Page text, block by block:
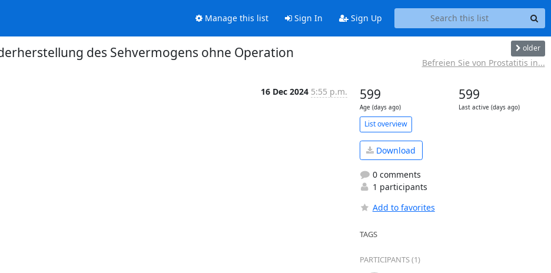
Manage this list Sign In Sign Up
des Sehvermogens ohne Operation older
Befreien Sie von Prostatitis in...
16 Dec 2024 5:55 p.m. 599
Age (days ago)
599
Last active (days ago)
List overview
Download
0 comments
1 participants
Add to favorites
TAGS
PARTICIPANTS (1)